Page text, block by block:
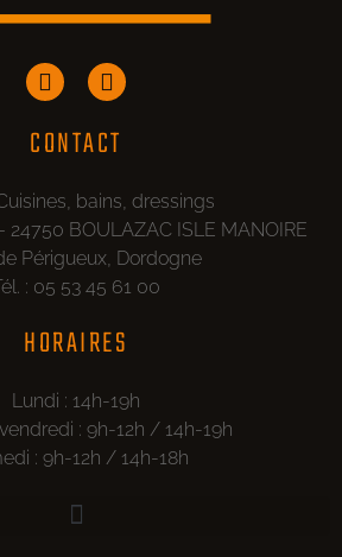
CONTACT
bains, dressings
24750 BOULAZAC ISLE MANOIRE
Périgueux, Dordogne
: 05 53 45 61 00
HORAIRES
Lundi : 14h-19h
: 9h-12h / 14h-19h
: 9h-12h / 14h-18h